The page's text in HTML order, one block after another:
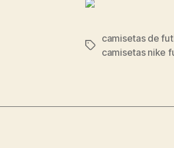
Etiquetas
camisetas de
camisetas nike